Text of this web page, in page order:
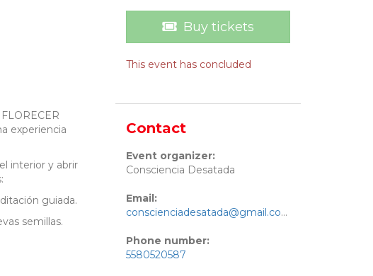
experiencia
interior y abrir
guiada.
semillas.
Buy tickets
This event has concluded
Contact
Event organizer:
Consciencia Desatada
Email:
conscienciadesatada@gmail.com
Phone number:
5580520587